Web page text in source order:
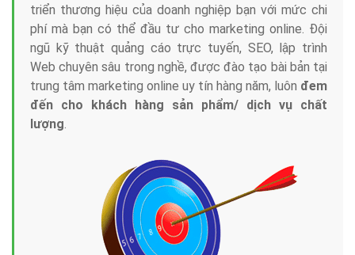
triển thương hiệu của doanh nghiệp bạn với mức chi
phí mà bạn có thể đầu tư cho marketing online. Đội
ngũ kỹ thuật quảng cáo trực tuyến, SEO, lập trình
Web chuyên sâu trong nghề, được đào tạo bài bản tại
trung tâm marketing online uy tín hàng năm, luôn đem
đến cho khách hàng sản phẩm/ dịch vụ chất
lượng.